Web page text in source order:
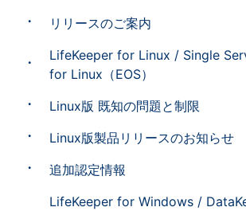
リリースのご案内
LifeKeeper for Linux / Single
for Linux（EOS）
Linux版 既知の問題と制限
Linux版製品リリースのお知らせ
追加認定情報
LifeKeeper for Windows /